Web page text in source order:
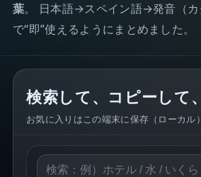
葉。 日本語→スペイン語→発音（
で“即”使えるようにまとめました。
検索して、コピーして
お気に入りはこの端末に保存（ローカル